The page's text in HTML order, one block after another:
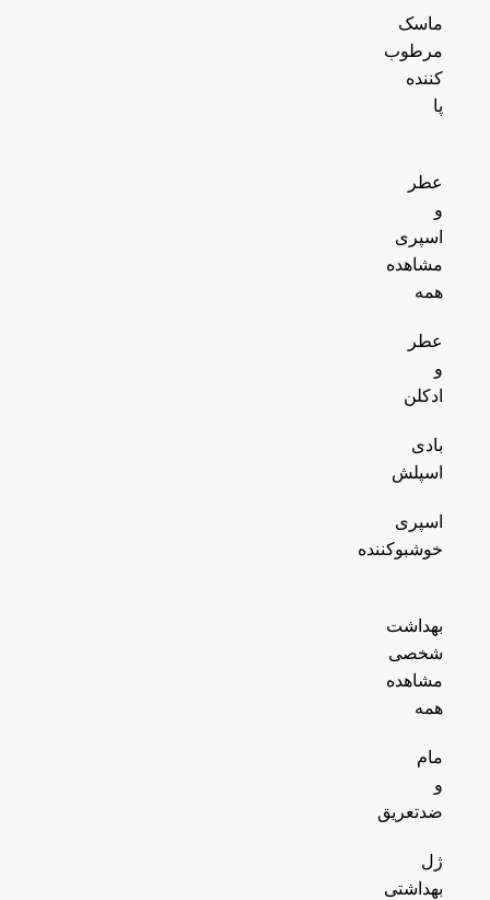
ماسک
مرطوب
کننده
پا
عطر
و
اسپری
مشاهده
همه
عطر
و
ادکلن
بادی
اسپلش
اسپری
خوشبوکننده
بهداشت
شخصی
مشاهده
همه
مام
و
ضدتعریق
ژل
بهداشتی